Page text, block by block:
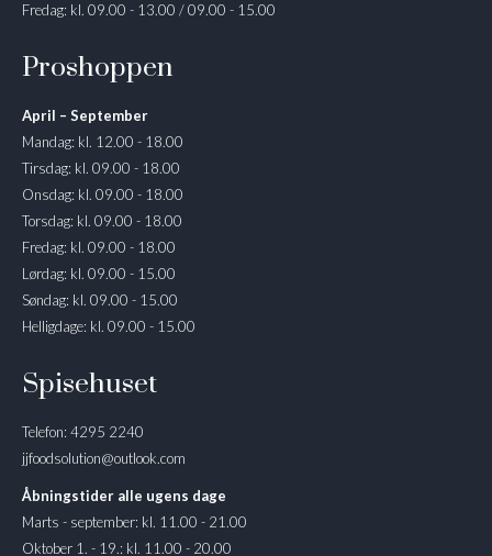
Fredag: kl. 09.00 - 13.00 / 09.00 - 15.00
Proshoppen
April – September
Mandag: kl. 12.00 - 18.00
Tirsdag: kl. 09.00 - 18.00
Onsdag: kl. 09.00 - 18.00
Torsdag: kl. 09.00 - 18.00
Fredag: kl. 09.00 - 18.00
Lørdag: kl. 09.00 - 15.00
Søndag: kl. 09.00 - 15.00
Helligdage: kl. 09.00 - 15.00
Spisehuset
Telefon: 4295 2240
jjfoodsolution@outlook.com
Åbningstider alle ugens dage
Marts - september: kl. 11.00 - 21.00
Oktober 1. - 19.: kl. 11.00 - 20.00